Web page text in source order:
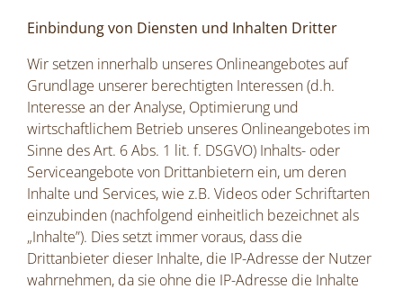
Einbindung von Diensten und Inhalten Dritter
Wir setzen innerhalb unseres Onlineangebotes auf
Grundlage unserer berechtigten Interessen (d.h.
Interesse an der Analyse, Optimierung und
wirtschaftlichem Betrieb unseres Onlineangebotes im
Sinne des Art. 6 Abs. 1 lit. f. DSGVO) Inhalts- oder
Serviceangebote von Drittanbietern ein, um deren
Inhalte und Services, wie z.B. Videos oder Schriftarten
einzubinden (nachfolgend einheitlich bezeichnet als
„Inhalte”). Dies setzt immer voraus, dass die
Drittanbieter dieser Inhalte, die IP-Adresse der Nutzer
wahrnehmen, da sie ohne die IP-Adresse die Inhalte